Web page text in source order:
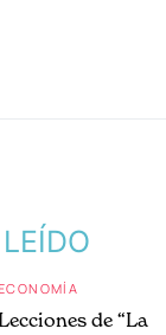
de “La